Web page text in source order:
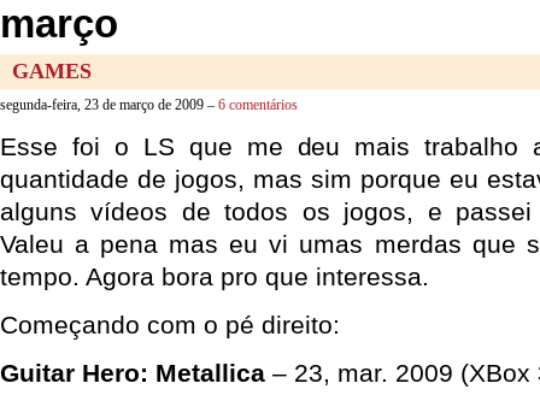
março
GAMES
segunda-feira, 23 de março de 2009 – 6 comentários
Esse foi o LS que me deu mais trabalho
quantidade de jogos, mas sim porque eu
alguns vídeos de todos os jogos, e
Valeu a pena mas eu vi umas merdas que
tempo. Agora bora pro que interessa.
Começando com o pé direito:
Guitar Hero: Metallica – 23, mar. 2009